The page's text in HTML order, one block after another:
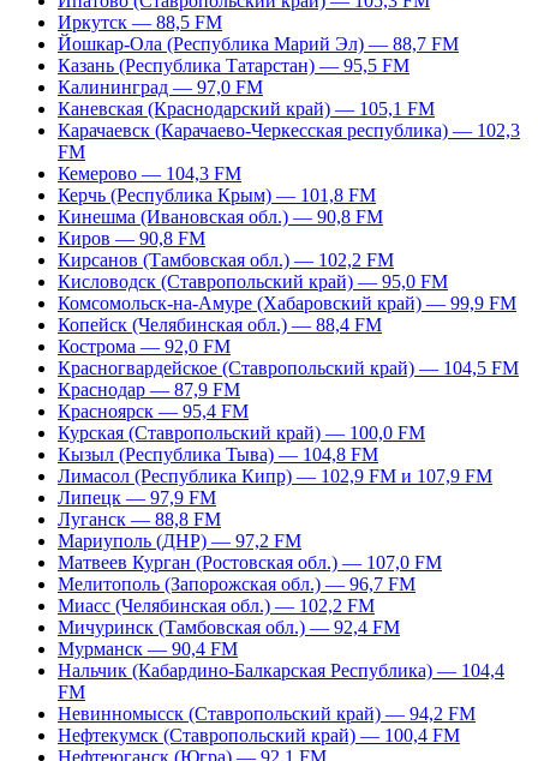
Иркутск — 88,5 FM
Йошкар-Ола (Республика Марий Эл) — 88,7 FM
Казань (Республика Татарстан) — 95,5 FM
Калининград — 97,0 FM
Каневская (Краснодарский край) — 105,1 FM
Карачаевск (Карачаево-Черкесская республика) — 102,3
FM
Кемерово — 104,3 FM
Керчь (Республика Крым) — 101,8 FM
Кинешма (Ивановская обл.) — 90,8 FM
Киров — 90,8 FM
Кирсанов (Тамбовская обл.) — 102,2 FM
Кисловодск (Ставропольский край) — 95,0 FM
Комсомольск-на-Амуре (Хабаровский край) — 99,9 FM
Копейск (Челябинская обл.) — 88,4 FM
Кострома — 92,0 FM
Красногвардейское (Ставропольский край) — 104,5 FM
Краснодар — 87,9 FM
Красноярск — 95,4 FM
Курская (Ставропольский край) — 100,0 FM
Кызыл (Республика Тыва) — 104,8 FM
Лимасол (Республика Кипр) — 102,9 FM и 107,9 FM
Липецк — 97,9 FM
Луганск — 88,8 FM
Мариуполь (ДНР) — 97,2 FM
Матвеев Курган (Ростовская обл.) — 107,0 FM
Мелитополь (Запорожская обл.) — 96,7 FM
Миасс (Челябинская обл.) — 102,2 FM
Мичуринск (Тамбовская обл.) — 92,4 FM
Мурманск — 90,4 FM
Нальчик (Кабардино-Балкарская Республика) — 104,4
FM
Невинномысск (Ставропольский край) — 94,2 FM
Нефтекумск (Ставропольский край) — 100,4 FM
Нефтеюганск (Югра) — 92,1 FM